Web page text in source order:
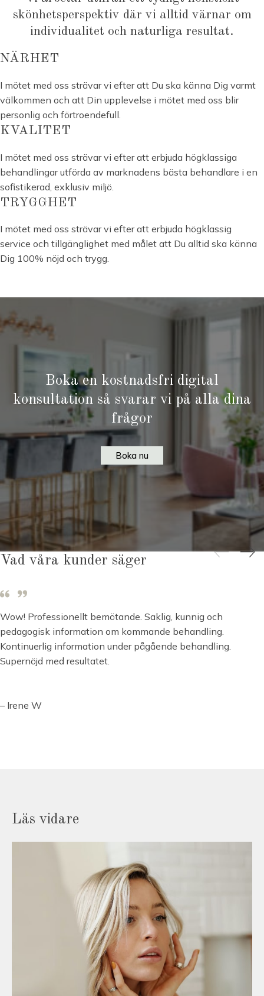
skönhetsperspektiv där vi alltid värnar om
individualitet och naturliga resultat.
NÄRHET
I mötet med oss strävar vi efter att Du ska känna Dig varmt
välkommen och att Din upplevelse i mötet med oss blir
personlig och förtroendefull.
KVALITET
I mötet med oss strävar vi efter att erbjuda högklassiga
behandlingar utförda av marknadens bästa behandlare i en
sofistikerad, exklusiv miljö.
TRYGGHET
I mötet med oss strävar vi efter att erbjuda högklassig
service och tillgänglighet med målet att Du alltid ska känna
Dig 100% nöjd och trygg.
Boka en kostnadsfri digital
konsultation så svarar vi på alla dina
frågor
Boka nu
Vad våra kunder säger
Wow! Professionellt bemötande. Saklig, kunnig och
pedagogisk information om kommande behandling.
Kontinuerlig information under pågående behandling.
Supernöjd med resultatet.
– Irene W
Läs vidare